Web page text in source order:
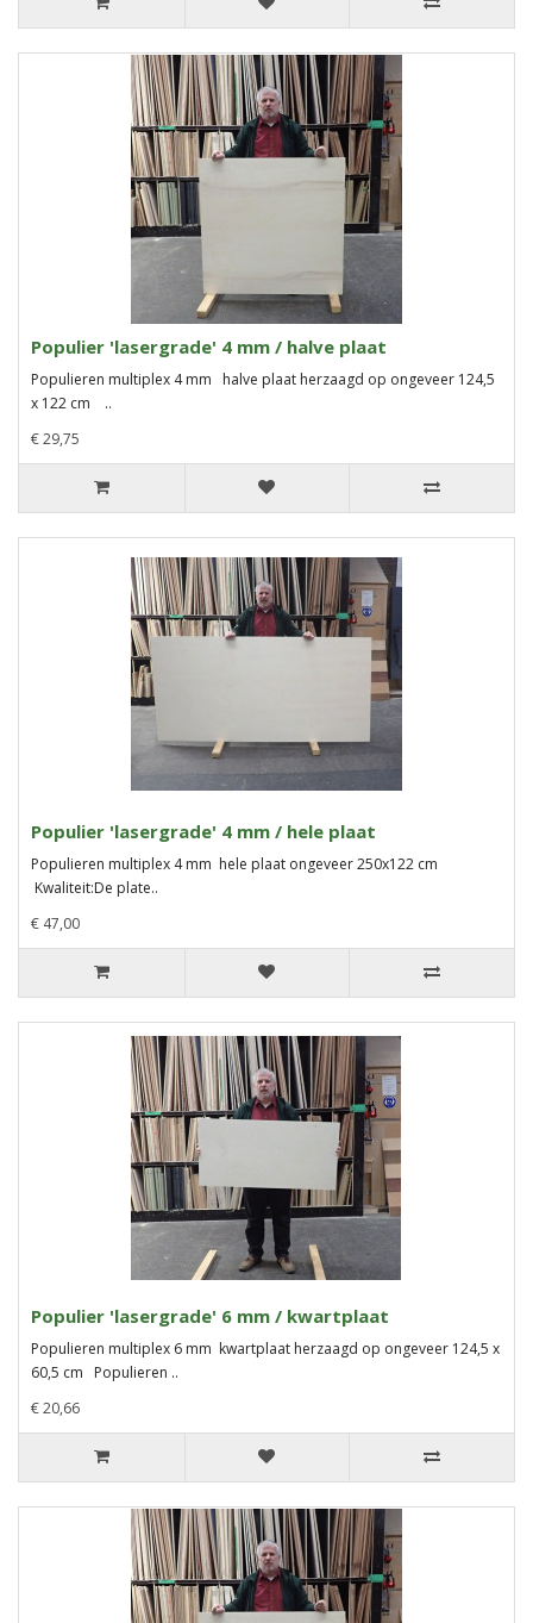
Populier 'lasergrade' 4 mm / halve plaat
Populieren multiplex 4 mm halve plaat herzaagd op ongeveer 124,5
x 122 cm ..
€ 29,75
Populier 'lasergrade' 4 mm / hele plaat
Populieren multiplex 4 mm hele plaat ongeveer 250x122 cm
Kwaliteit:De plate..
€ 47,00
Populier 'lasergrade' 6 mm / kwartplaat
Populieren multiplex 6 mm kwartplaat herzaagd op ongeveer 124,5 x
60,5 cm Populieren ..
€ 20,66